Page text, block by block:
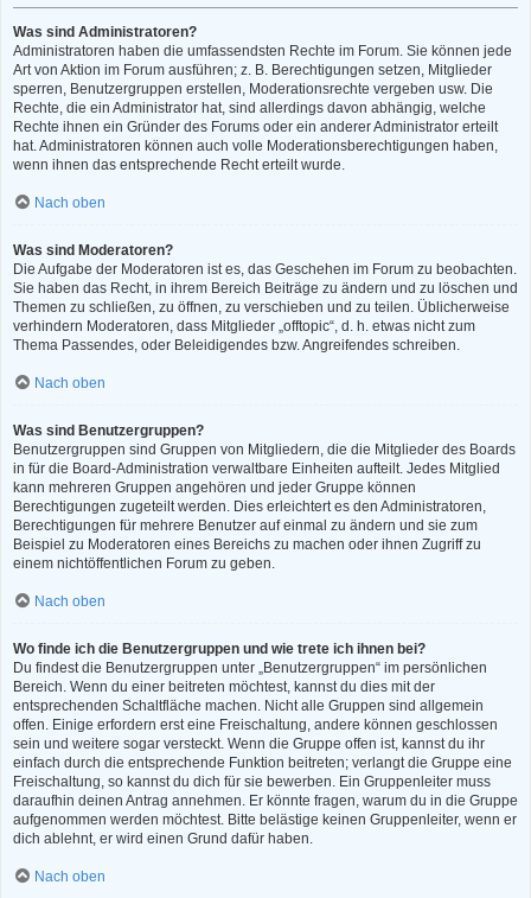
Was sind Administratoren?
Administratoren haben die umfassendsten Rechte im Forum. Sie können jede
Art von Aktion im Forum ausführen; z. B. Berechtigungen setzen, Mitglieder
sperren, Benutzergruppen erstellen, Moderationsrechte vergeben usw. Die
Rechte, die ein Administrator hat, sind allerdings davon abhängig, welche
Rechte ihnen ein Gründer des Forums oder ein anderer Administrator erteilt
hat. Administratoren können auch volle Moderationsberechtigungen haben,
wenn ihnen das entsprechende Recht erteilt wurde.
Nach oben
Was sind Moderatoren?
Die Aufgabe der Moderatoren ist es, das Geschehen im Forum zu beobachten.
Sie haben das Recht, in ihrem Bereich Beiträge zu ändern und zu löschen und
Themen zu schließen, zu öffnen, zu verschieben und zu teilen. Üblicherweise
verhindern Moderatoren, dass Mitglieder „offtopic“, d. h. etwas nicht zum
Thema Passendes, oder Beleidigendes bzw. Angreifendes schreiben.
Nach oben
Was sind Benutzergruppen?
Benutzergruppen sind Gruppen von Mitgliedern, die die Mitglieder des Boards
in für die Board-Administration verwaltbare Einheiten aufteilt. Jedes Mitglied
kann mehreren Gruppen angehören und jeder Gruppe können
Berechtigungen zugeteilt werden. Dies erleichtert es den Administratoren,
Berechtigungen für mehrere Benutzer auf einmal zu ändern und sie zum
Beispiel zu Moderatoren eines Bereichs zu machen oder ihnen Zugriff zu
einem nichtöffentlichen Forum zu geben.
Nach oben
Wo finde ich die Benutzergruppen und wie trete ich ihnen bei?
Du findest die Benutzergruppen unter „Benutzergruppen“ im persönlichen
Bereich. Wenn du einer beitreten möchtest, kannst du dies mit der
entsprechenden Schaltfläche machen. Nicht alle Gruppen sind allgemein
offen. Einige erfordern erst eine Freischaltung, andere können geschlossen
sein und weitere sogar versteckt. Wenn die Gruppe offen ist, kannst du ihr
einfach durch die entsprechende Funktion beitreten; verlangt die Gruppe eine
Freischaltung, so kannst du dich für sie bewerben. Ein Gruppenleiter muss
daraufhin deinen Antrag annehmen. Er könnte fragen, warum du in die Gruppe
aufgenommen werden möchtest. Bitte belästige keinen Gruppenleiter, wenn er
dich ablehnt, er wird einen Grund dafür haben.
Nach oben